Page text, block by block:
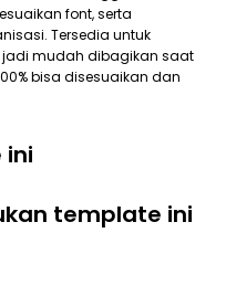
font, serta
Tersedia untuk
jadi mudah dibagikan saat
bisa disesuaikan dan
template ini